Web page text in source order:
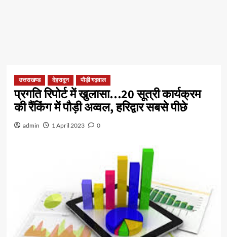
उत्तराखण्ड देहरादून पौड़ी गढ़वाल
प्रगति रिपोर्ट में खुलासा…20 सूत्री कार्यक्रम
की रैंकिंग में पौड़ी अव्वल, हरिद्वार सबसे पीछे
admin 1 April 2023 0